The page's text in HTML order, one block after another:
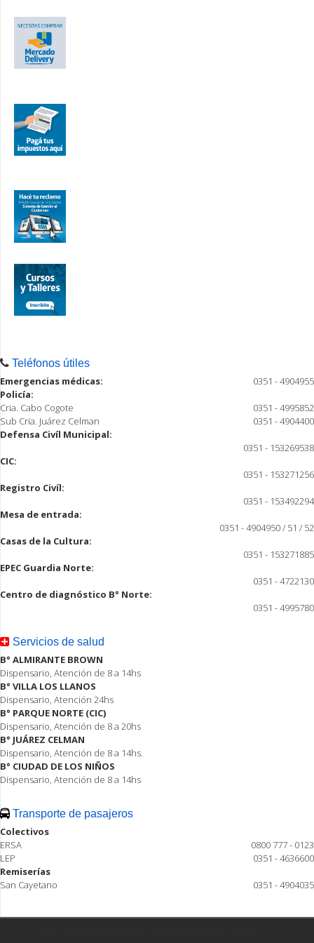
Teléfonos útiles
Emergencias médicas:
0351 - 4904955
Policía:
Cria. Cabo Cogote
0351 - 4995852
Sub Cria. Juárez Celman
0351 - 4904400
Defensa Civíl Municipal:
0351 - 153269538
CIC:
0351 - 153271256
Registro Civíl:
0351 - 153492294
Mesa de entrada:
0351 - 4904950 / 51 / 52
Casas de la Cultura:
0351 - 153271885
EPEC Guardia Norte:
0351 - 4722130
Centro de diagnóstico B° Norte:
0351 - 4995780
Servicios de salud
B° ALMIRANTE BROWN
Dispensario, Atención de 8 a 14hs
B° VILLA LOS LLANOS
Dispensario, Atención 24hs
B° PARQUE NORTE (CIC)
Dispensario, Atención de 8 a 20hs
B° JUÁREZ CELMAN
Dispensario, Atención de 8 a 14hs.
B° CIUDAD DE LOS NIÑOS
Dispensario, Atención de 8 a 14hs
Transporte de pasajeros
Colectivos
ERSA
0800 777 - 0123
LEP
0351 - 4636600
Remiserías
San Cayetano
0351 - 4904035